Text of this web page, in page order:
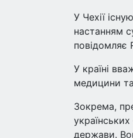
У Чехії
настанням
повідомляє
У країні
медицини
Зокрема,
держави.